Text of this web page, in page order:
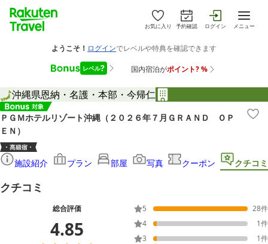
お気に入り 予約確認 ログイン メニュー
沖縄県恩納・名護・本部・今帰仁
ＰＧＭホテルリゾート沖縄（２０２６年７月ＧＲＡＮＤ ＯＰ
ＥＮ）
施設紹介 プラン 部屋 写真 クーポン クチコミ
クチコミ
総合評価
4.85
5 28件
4
1件
3
1件